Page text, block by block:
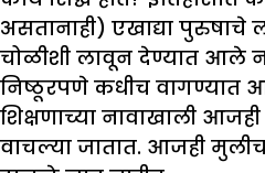
असतानाही) एखाद्या पुरुषाचे
चोळीशी लावून देण्यात आले
निष्ठूरपणे कधीच वागण्यात
शिक्षणाच्या नावाखाली
वाचल्या जातात. आजही